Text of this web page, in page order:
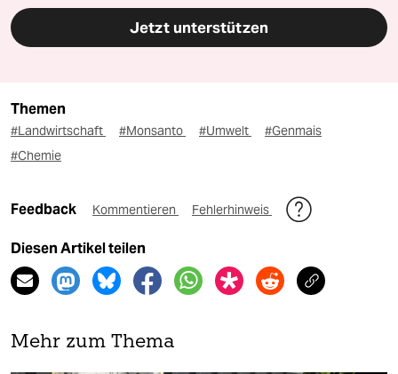
Jetzt unterstützen
Themen
#Landwirtschaft #Monsanto #Umwelt
#Genmais
#Chemie
Feedback Kommentieren Fehlerhinweis
Diesen Artikel teilen
Mehr zum Thema